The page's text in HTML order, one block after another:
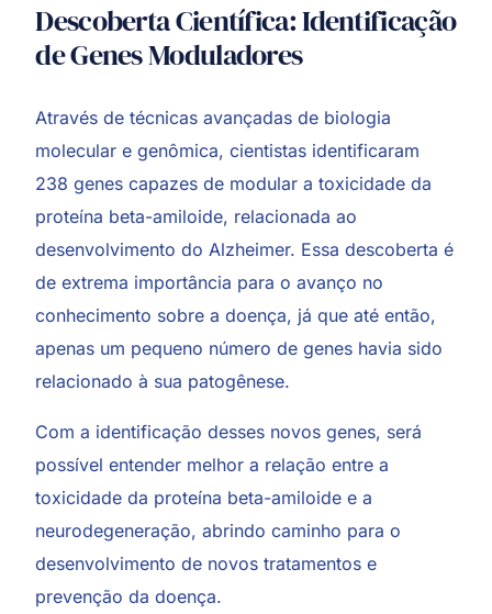
Descoberta Científica: Identificação
de Genes Moduladores
Através de técnicas avançadas de biologia
molecular e genômica, cientistas identificaram
238 genes capazes de modular a toxicidade da
proteína beta-amiloide, relacionada ao
desenvolvimento do Alzheimer. Essa descoberta é
de extrema importância para o avanço no
conhecimento sobre a doença, já que até então,
apenas um pequeno número de genes havia sido
relacionado à sua patogênese.
Com a identificação desses novos genes, será
possível entender melhor a relação entre a
toxicidade da proteína beta-amiloide e a
neurodegeneração, abrindo caminho para o
desenvolvimento de novos tratamentos e
prevenção da doença.